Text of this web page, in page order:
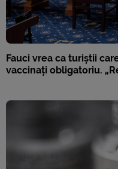
Fauci vrea ca turiștii
vaccinați obligatoriu.